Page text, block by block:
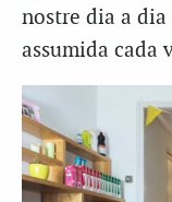
nostre dia a
assumida cada